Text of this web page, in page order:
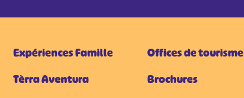
Expériences Famille
Tèrra Aventura
Offices de tourisme
Brochures